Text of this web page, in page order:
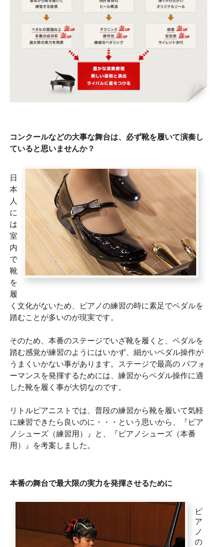
コンクールなどの大事な舞台は、必ず靴を履いて演奏し
ていると思いませんか？
日
本
人
に
は
室
内
で
靴
を
履
く文化がないため、ピアノの練習の時に素足でペダルを
踏むことが多いのが現実です。
そのため、本番のステージでいざ靴を履くと、ペダルを
踏む感覚が練習のようにはいかず、細かいペダル操作が
うまくいかない事があります。ステージで最高の パフォ
ーマンスを発揮するためには、練習からペダル操作に適
した靴を履く事が大切なのです。
リトルピアニストでは、普段の練習から靴を履いて気軽
に練習できたら良いのに・・・という思いから、『ピア
ノシューズ（練習用）』と、『ピアノシューズ（本番
用）』を考案しました。
本番の舞台で最大限の実力を発揮させるために
ピ
ア
ノ
の